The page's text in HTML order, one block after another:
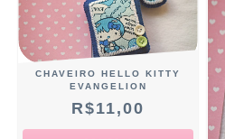
CHAVEIRO HELLO KITTY
EVANGELION
R$11,00